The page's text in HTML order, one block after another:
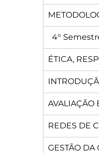
4°
ÉTICA,
AVALIAÇÃO
REDES DE
GESTÃO DA